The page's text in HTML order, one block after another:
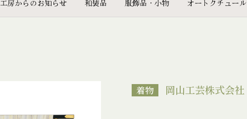
工房からのお知らせ 和装品 服飾品・小物 オートクチュール
着物 岡山工芸株式会社